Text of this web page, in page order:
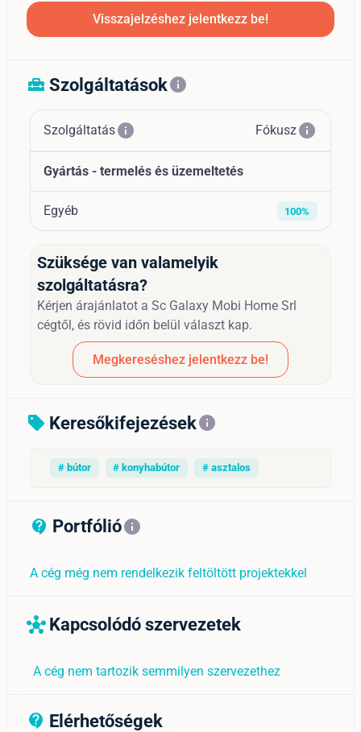
Visszajelzéshez jelentkezz be!
home_repair_service Szolgáltatásokinfo
Szolgáltatásinfo Fókuszinfo
Gyártás - termelés és üzemeltetés
Egyéb 100%
Szüksége van valamelyik
szolgáltatásra?
Kérjen árajánlatot a Sc Galaxy Mobi Home Srl
cégtől, és rövid időn belül választ kap.
Megkereséshez jelentkezz be!
sell Keresőkifejezésekinfo
# bútor # konyhabútor # asztalos
contact_support_outline
Portfólióinfo
A cég még nem rendelkezik feltöltött projektekkel
hub Kapcsolódó szervezetek
A cég nem tartozik semmilyen szervezethez
contact_support_outline
Elérhetőségek